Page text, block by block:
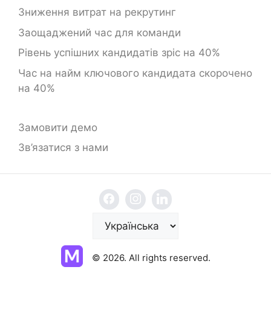
Зниження витрат на рекрутинг
Заощаджений час для команди
Рівень успішних кандидатів зріс на 40%
Час на найм ключового кандидата скорочено
на 40%
Замовити демо
Зв’язатися з нами
р
© 2026. All rights reserved.